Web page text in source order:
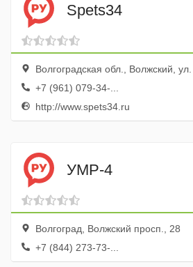
Spets34
Волгоградская обл., Волжский,
+7 (961) 079-34-...
http://www.spets34.ru
УМР-4
Волгоград, Волжский просп., 28
+7 (844) 273-73-...